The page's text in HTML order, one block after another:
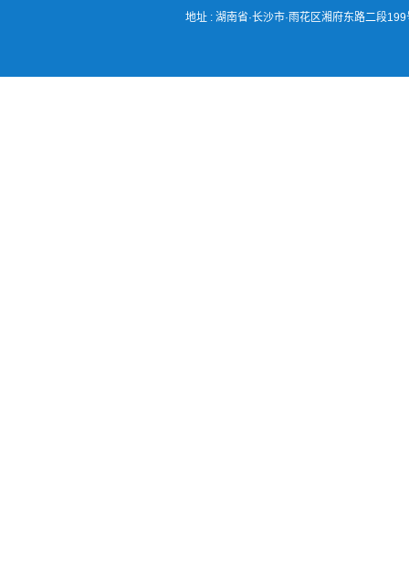
地址 : 湖南省·长沙市·雨花区湘府东路二段199